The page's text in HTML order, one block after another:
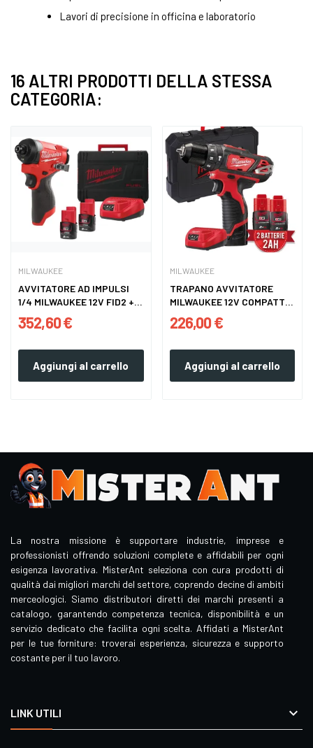
Lavori di precisione in officina e laboratorio
16 ALTRI PRODOTTI DELLA STESSA
CATEGORIA:
MILWAUKEE
AVVITATORE AD IMPULSI
1/4 MILWAUKEE 12V FID2 +...
352,60 €
Aggiungi al carrello
MILWAUKEE
TRAPANO AVVITATORE
MILWAUKEE 12V COMPATTO
+ 2...
226,00 €
Aggiungi al carrello
La nostra missione è supportare industrie, imprese e
professionisti offrendo soluzioni complete e affidabili per ogni
esigenza lavorativa. MisterAnt seleziona con cura prodotti di
qualità dai migliori marchi del settore, coprendo decine di ambiti
merceologici. Siamo distributori diretti dei marchi presenti a
catalogo, garantendo competenza tecnica, disponibilità e un
servizio dedicato che facilita ogni scelta. Affidati a MisterAnt
per le tue forniture: troverai esperienza, sicurezza e supporto
costante per il tuo lavoro.
LINK UTILI 